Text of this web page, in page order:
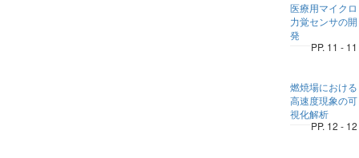
医療用マイクロ
力覚センサの開
発
PP. 11 - 11
燃焼場における
高速度現象の可
視化解析
PP. 12 - 12